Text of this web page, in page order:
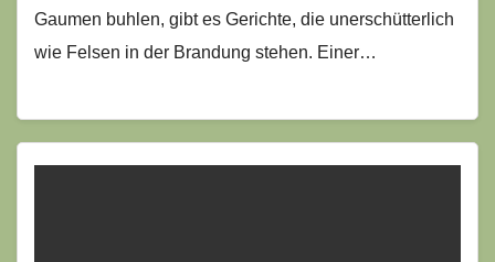
Gaumen buhlen, gibt es Gerichte, die unerschütterlich
wie Felsen in der Brandung stehen. Einer…